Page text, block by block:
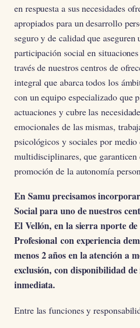
en respuesta a sus necesidades
apropiados para un desarrollo
seguro y de calidad que
participación social en
través de nuestros centros de
integral que abarca todos los
con un equipo especializado que
actuaciones y cubre las
emocionales de las mismas,
psicológicos y sociales por medio
multidisciplinares, que
promoción de la autonomía
En Samu precisamos
Social para uno de nuestros
El Vellón, en la sierra nporte
Profesional con experiencia
menos 2 años en la atención a
exclusión, con disponibilidad
inmediata.
Entre las funciones y